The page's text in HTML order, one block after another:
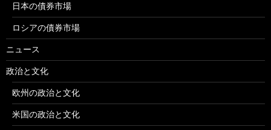
日本の債券市場
ロシアの債券市場
ニュース
政治と文化
欧州の政治と文化
米国の政治と文化